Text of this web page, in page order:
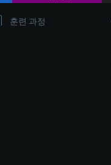
훈련 과정